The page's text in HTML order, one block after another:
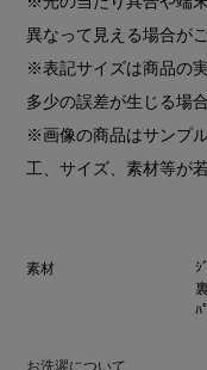
異なって見える場合が
※表記サイズは商品の
多少の誤差が生じる場
※画像の商品はサンプ
工、サイズ、素材等が
素材
ｼ
ﾊ
お洗濯について